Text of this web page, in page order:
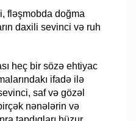
fləşmobda doğma
daxili sevinci və ruh
heç bir sözə ehtiyac
ifadə ilə
saf və gözəl
nənələrin və